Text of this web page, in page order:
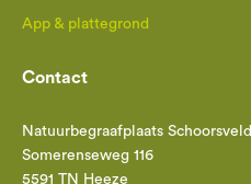
App & plattegrond
Contact
Natuurbegraafplaats Schoorsveld
Somerenseweg 116
5591 TN Heeze